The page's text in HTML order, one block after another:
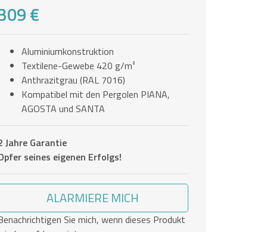
€
Aluminiumkonstruktion
Textilene-Gewebe 420 g/m²
Anthrazitgrau (RAL 7016)
Kompatibel mit den Pergolen PIANA,
AGOSTA und SANTA
Jahre Garantie
seines eigenen Erfolgs!
ALARMIERE MICH
Sie mich, wenn dieses Produkt